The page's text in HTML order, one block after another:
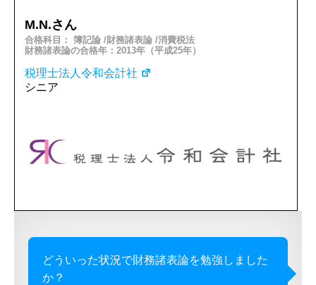
M.N.さん
合格科目： 簿記論 /財務諸表論 /消費税法
財務諸表論の合格年：2013年（平成25年）
税理士法人令和会計社
シニア
どういった状況で財務諸表論を勉強しました
か？